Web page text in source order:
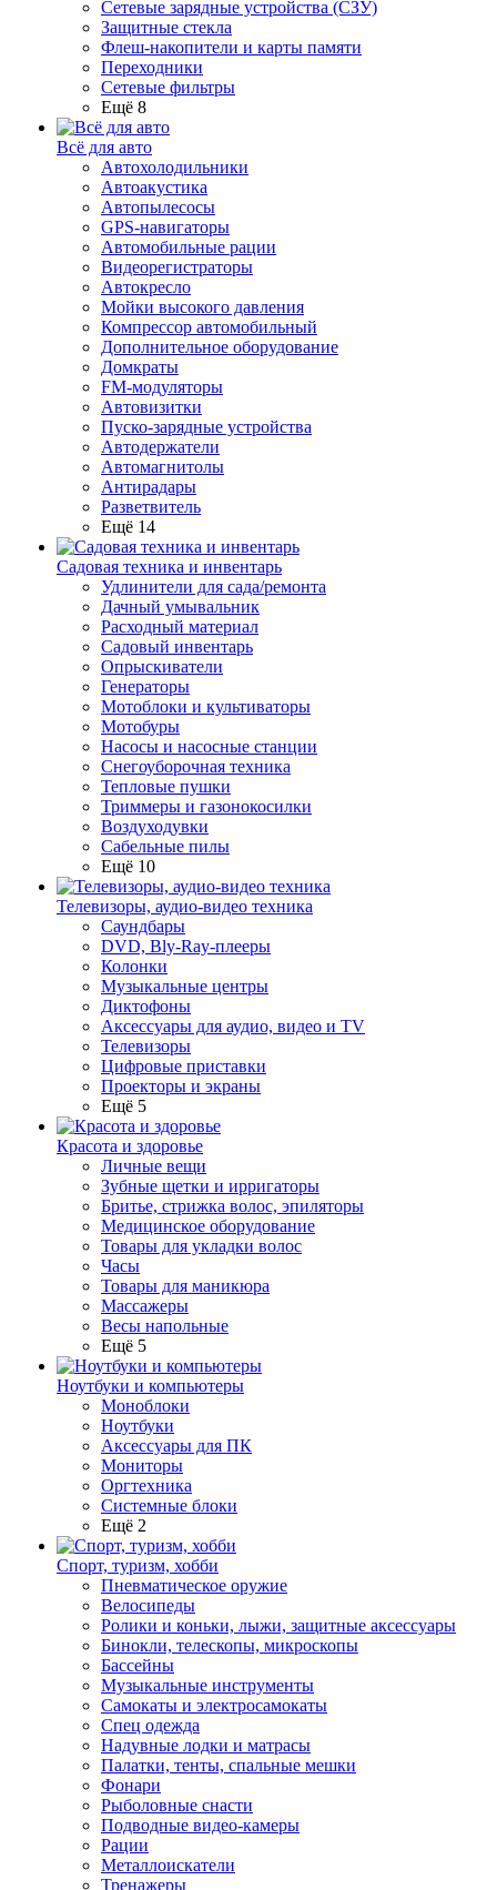
Сетевые зарядные устройства (СЗУ)
Защитные стекла
Флеш-накопители и карты памяти
Переходники
Сетевые фильтры
Ещё 8
Всё для авто
Автохолодильники
Автоакустика
Автопылесосы
GPS-навигаторы
Автомобильные рации
Видеорегистраторы
Автокресло
Мойки высокого давления
Компрессор автомобильный
Дополнительное оборудование
Домкраты
FM-модуляторы
Автовизитки
Пуско-зарядные устройства
Автодержатели
Автомагнитолы
Антирадары
Разветвитель
Ещё 14
Садовая техника и инвентарь
Удлинители для сада/ремонта
Дачный умывальник
Расходный материал
Садовый инвентарь
Опрыскиватели
Генераторы
Мотоблоки и культиваторы
Мотобуры
Насосы и насосные станции
Снегоуборочная техника
Тепловые пушки
Триммеры и газонокосилки
Воздуходувки
Сабельные пилы
Ещё 10
Телевизоры, аудио-видео техника
Саундбары
DVD, Bly-Ray-плееры
Колонки
Музыкальные центры
Диктофоны
Аксессуары для аудио, видео и TV
Телевизоры
Цифровые приставки
Проекторы и экраны
Ещё 5
Красота и здоровье
Личные вещи
Зубные щетки и ирригаторы
Бритье, стрижка волос, эпиляторы
Медицинское оборудование
Товары для укладки волос
Часы
Товары для маникюра
Массажеры
Весы напольные
Ещё 5
Ноутбуки и компьютеры
Моноблоки
Ноутбуки
Аксессуары для ПК
Мониторы
Оргтехника
Системные блоки
Ещё 2
Спорт, туризм, хобби
Пневматическое оружие
Велосипеды
Ролики и коньки, лыжи, защитные аксессуары
Бинокли, телескопы, микроскопы
Бассейны
Музыкальные инструменты
Самокаты и электросамокаты
Спец одежда
Надувные лодки и матрасы
Палатки, тенты, спальные мешки
Фонари
Рыболовные снасти
Подводные видео-камеры
Рации
Металлоискатели
Тренажеры